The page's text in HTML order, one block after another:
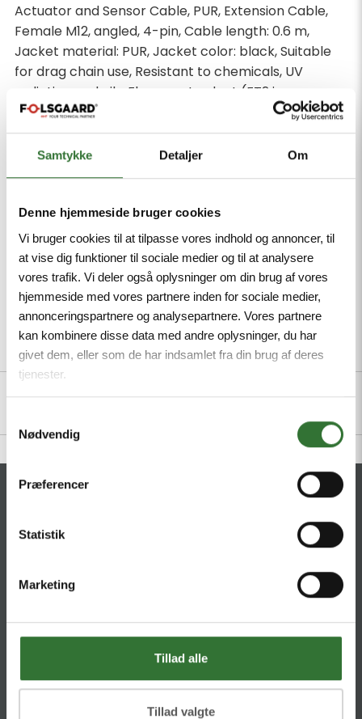
Samtykke Detaljer Om
Denne hjemmeside bruger cookies
Vi bruger cookies til at tilpasse vores indhold og annoncer, til
at vise dig funktioner til sociale medier og til at analysere
vores trafik. Vi deler også oplysninger om din brug af vores
hjemmeside med vores partnere inden for sociale medier,
annonceringspartnere og analysepartnere. Vores partnere
kan kombinere disse data med andre oplysninger, du har
givet dem, eller som de har indsamlet fra din brug af deres
tjenester.
Nødvendig
Præferencer
Statistik
Marketing
Tillad alle
Tillad valgte
Actuator and Sensor Cable, PUR, Extension Cable,
Female M12, angled, 4-pin, Cable length: 0.6 m,
Jacket material: PUR, Jacket color: black, Suitable
for drag chain use, Resistant to chemicals, UV
radiation and oils, Flame-retardant (FT2 in
accordance with UL 1581, IEC 60332-2-2), Free from
halogen, silicone, PVC and LABS, Particularly
resistant to abrasion, Approval: cULus, RoHS-
compliant, Protection class: IP67, IP69K, Male M12,
Description Specifications Files
CONTACT
HQ:Hans Følsgaard A/S
DK-4600 Køge
Ellemosen 4
DK-8680 RY
+45 4320 8600
denmark@folsgaard.com